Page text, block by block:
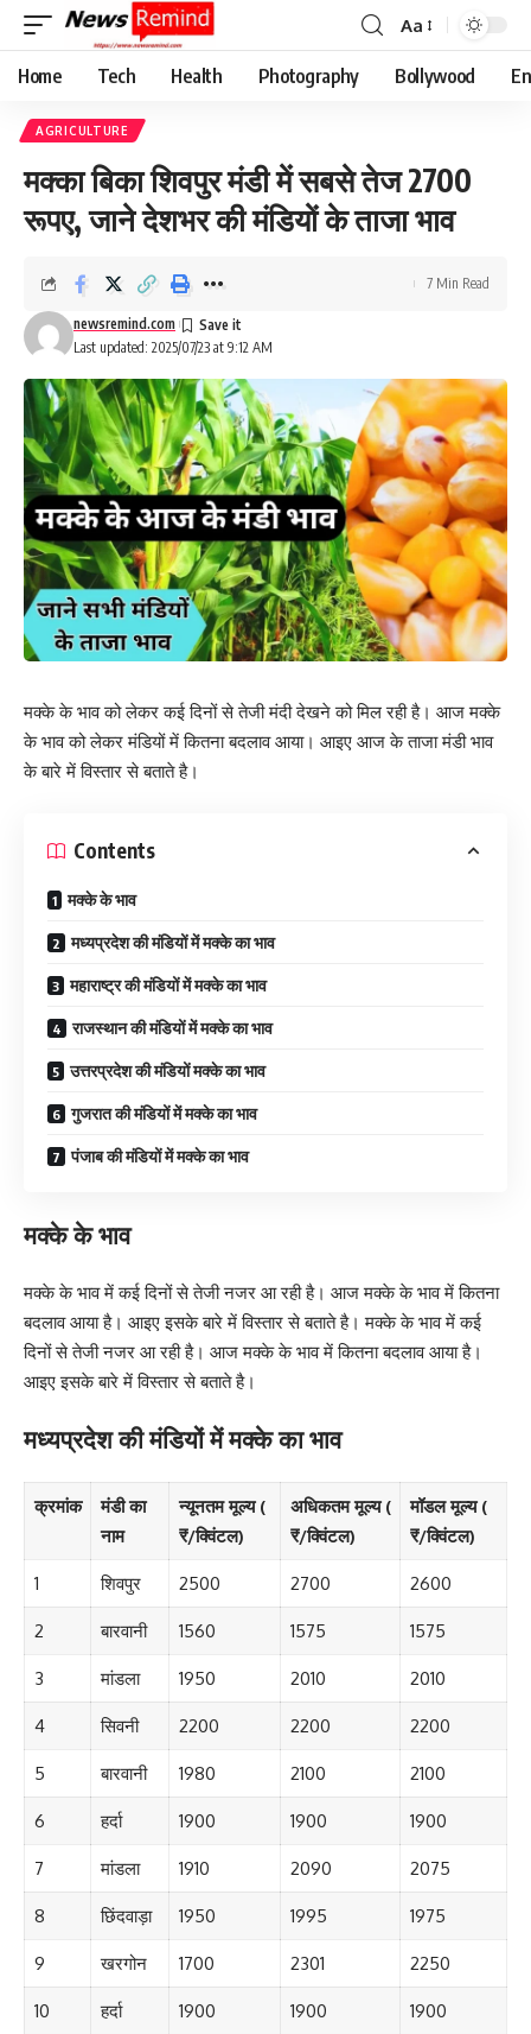
Font
Resizer
Aa
Home Tech Health Photography Bollywood
AGRICULTURE
मक्का बिका शिवपुर मंडी में सबसे तेज 2700
रूपए, जाने देशभर की मंडियों के ताजा भाव
Last updated: 2025/07/23 at 9:12 AM
newsremind.com
7 Min Read
मक्के के भाव को लेकर कई दिनों से तेजी मंदी देखने को मिल रही है। आज मक्के
के भाव को लेकर मंडियों में कितना बदलाव आया। आइए आज के ताजा मंडी भाव
के बारे में विस्तार से बताते है।
Contents
मक्के के भाव
मध्यप्रदेश की मंडियों में मक्के का भाव
महाराष्ट्र की मंडियों में मक्के का भाव
राजस्थान की मंडियों में मक्के का भाव
उत्तरप्रदेश की मंडियों मक्के का भाव
गुजरात की मंडियों में मक्के का भाव
पंजाब की मंडियों में मक्के का भाव
मक्के के भाव
मक्के के भाव में कई दिनों से तेजी नजर आ रही है। आज मक्के के भाव में कितना
बदलाव आया है। आइए इसके बारे में विस्तार से बताते है। मक्के के भाव में कई
दिनों से तेजी नजर आ रही है। आज मक्के के भाव में कितना बदलाव आया है।
आइए इसके बारे में विस्तार से बताते है।
मध्यप्रदेश की मंडियों में मक्के का भाव
क्रमांक
मंडी का
नाम
न्यूनतम मूल्य (
₹/क्विंटल)
अधिकतम मूल्य (
₹/क्विंटल)
मॉडल मूल्य (
₹/क्विंटल)
1 शिवपुर 2500 2700 2600
2 बारवानी 1560 1575 1575
3 मांडला 1950 2010 2010
4 सिवनी 2200 2200 2200
5 बारवानी 1980 2100 2100
6 हर्दा 1900 1900 1900
7 मांडला 1910 2090 2075
8 छिंदवाड़ा 1950 1995 1975
9 खरगोन 1700 2301 2250
10 हर्दा 1900 1900 1900